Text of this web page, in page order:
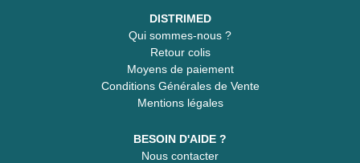
DISTRIMED
Qui sommes-nous ?
Retour colis
Moyens de paiement
Conditions Générales de Vente
Mentions légales
BESOIN D'AIDE ?
Nous contacter